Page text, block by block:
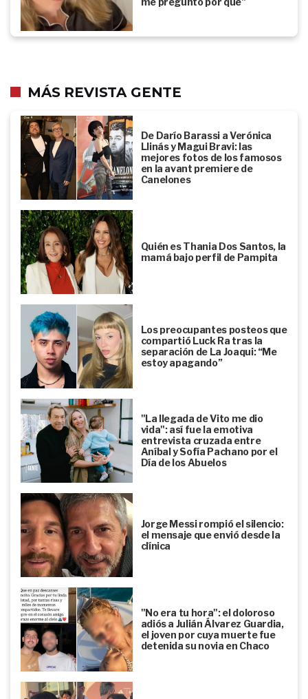
MÁS REVISTA GENTE
De Darío Barassi a Verónica
Llinás y Magui Bravi: las
mejores fotos de los famosos
en la avant premiere de
Canelones
Quién es Thania Dos Santos, la
mamá bajo perfil de Pampita
Los preocupantes posteos que
compartió Luck Ra tras la
separación de La Joaqui: “Me
estoy apagando”
"La llegada de Vito me dio
vida": así fue la emotiva
entrevista cruzada entre
Aníbal y Sofía Pachano por el
Día de los Abuelos
Jorge Messi rompió el silencio:
el mensaje que envió desde la
clínica
"No era tu hora": el doloroso
adiós a Julián Álvarez Guardia,
el joven por cuya muerte fue
detenida su novia en Chaco